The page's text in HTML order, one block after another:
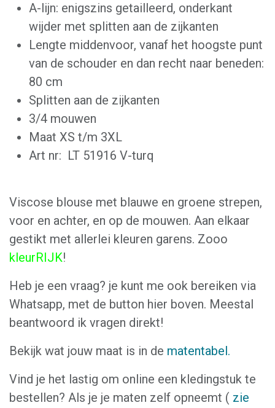
A-lijn: enigszins getailleerd, onderkant
wijder met splitten aan de zijkanten
Lengte middenvoor, vanaf het hoogste punt
van de schouder en dan recht naar beneden:
80 cm
Splitten aan de zijkanten
3/4 mouwen
Maat XS t/m 3XL
Art nr: LT 51916 V-turq
Viscose blouse met blauwe en groene strepen,
voor en achter, en op de mouwen. Aan elkaar
gestikt met allerlei kleuren garens. Zooo
kleurRIJK!
Heb je een vraag? je kunt me ook bereiken via
Whatsapp, met de button hier boven. Meestal
beantwoord ik vragen direkt!
Bekijk wat jouw maat is in de matentabel.
Vind je het lastig om online een kledingstuk te
bestellen? Als je je maten zelf opneemt ( zie